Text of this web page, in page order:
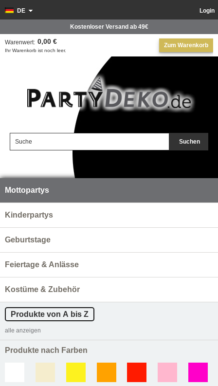
Suchen
Login
DE
Zum Warenkorb
Ihr Warenkorb ist noch leer.
Warenwert: 0,00 €
Kostenloser Versand ab 49€
Mottopartys
Kinderpartys
Geburtstage
Feiertage & Anlässe
Kostüme & Zubehör
Produkte von A bis Z
alle anzeigen
Produkte nach Farben